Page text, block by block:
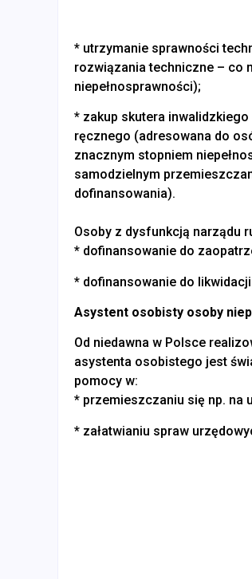
* utrzymanie sprawności
rozwiązania techniczne – co
niepełnosprawności);
* zakup skutera
ręcznego (adresowana do
znacznym stopniem
samodzielnym
dofinansowania).
Osoby z dysfunkcją narządu
* dofinansowanie do
* dofinansowanie do
Asystent osobisty osoby
Od niedawna w Polsce
asystenta osobistego jest
pomocy w:
* przemieszczaniu się np. na
* załatwianiu spraw